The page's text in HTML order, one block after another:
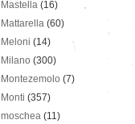
Mastella (16)
Mattarella (60)
Meloni (14)
Milano (300)
Montezemolo (7)
Monti (357)
moschea (11)